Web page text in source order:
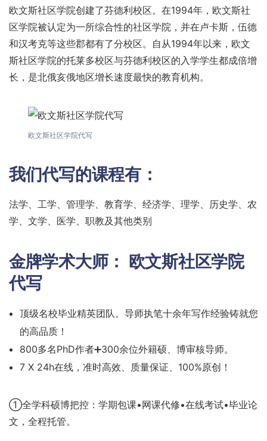
欧文斯社区学院创建了芬德利校区。在1994年，欧文斯社
区学院被认定为一所综合性的社区学院，并在卢卡斯，伍德
和汉考克等这些郡都有了分校区。自从1994年以来，欧文
斯社区学院的托莱多校区与芬德利校区的入学学生都成倍增
长，是北俄亥俄地区增长速度最快的教育机构。
欧文斯社区学院代写
我们代写的课程有：
法学、工学、管理学、教育学、经济学、理学、历史学、农
学、文学、医学、职教及其他类别
金牌学术大师： 欧文斯社区学院
代写
顶级名校毕业精英团队。导师执笔十余年写作经验铸就您
的高品质！
800多名PhD作者➕300余位外籍硕、博审核导师。
7 X 24h在线，准时高效、质量保证、100%原创！
①全学科硕博把控：学期包课•网课代修•在线考试•毕业论
文，全程托管。